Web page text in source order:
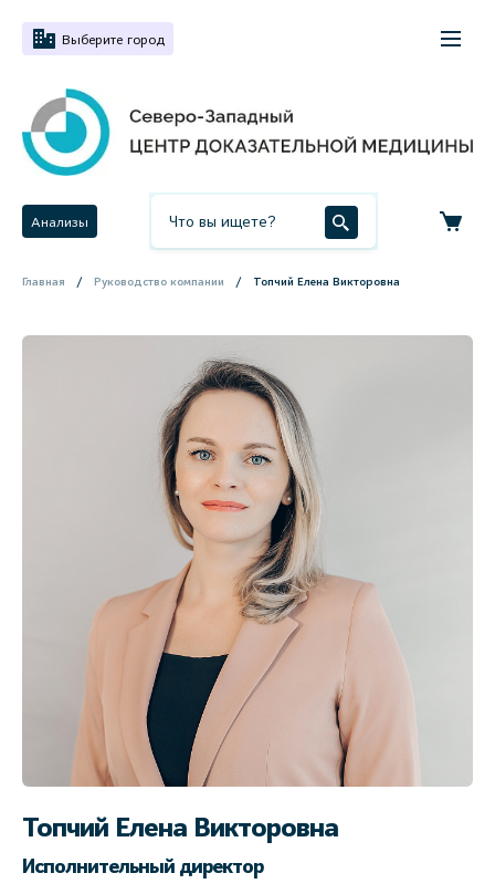
Выберите город
Анализы
Главная Руководство компании Топчий Елена Викторовна
Топчий Елена Викторовна
Исполнительный директор